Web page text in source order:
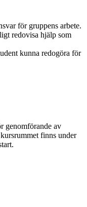
för gruppens arbete.
redovisa hjälp som
kunna redogöra för
genomförande av
finns under